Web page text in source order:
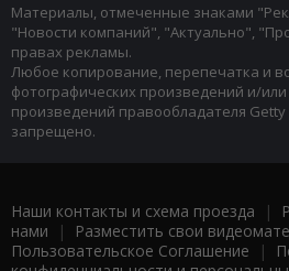
Материалы, отмеченные знаками
"Новости компаний", "Актуально",
правах рекламы.
Любое копирование, перепечатка и
фотографических произведений и/
произведений правообладателя Getty
запрещено.
Наши контакты и схема проезда |
нами | Разместить свои
Пользовательское Соглашение |